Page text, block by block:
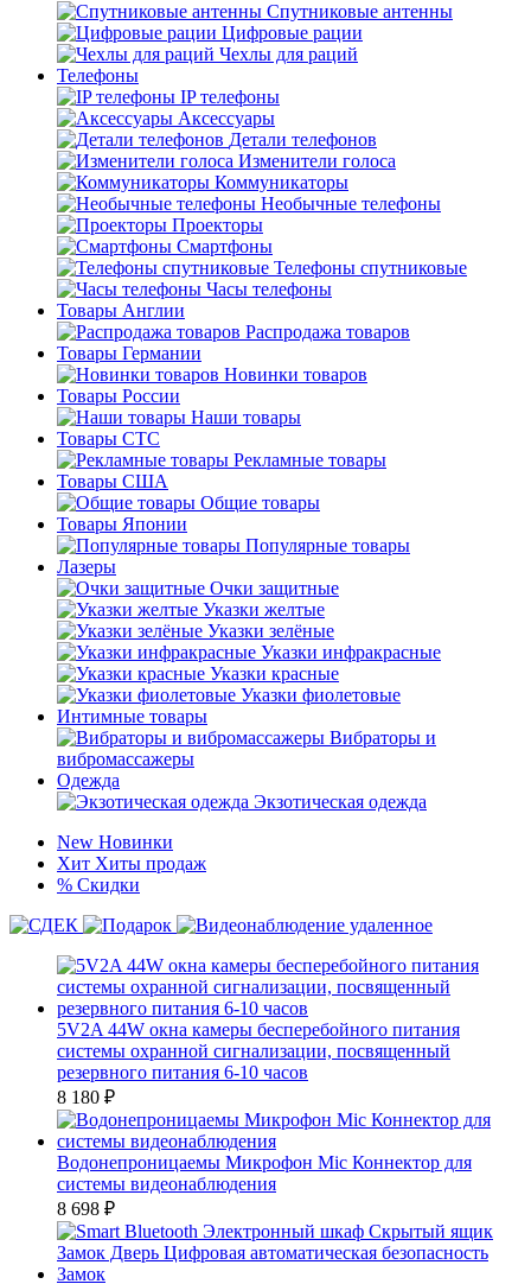
Спутниковые антенны
Цифровые рации
Чехлы для раций
Телефоны
IP телефоны
Аксессуары
Детали телефонов
Изменители голоса
Коммуникаторы
Необычные телефоны
Проекторы
Смартфоны
Телефоны спутниковые
Часы телефоны
Товары Англии
Распродажа товаров
Товары Германии
Новинки товаров
Товары России
Наши товары
Товары СТС
Рекламные товары
Товары США
Общие товары
Товары Японии
Популярные товары
Лазеры
Очки защитные
Указки желтые
Указки зелёные
Указки инфракрасные
Указки красные
Указки фиолетовые
Интимные товары
Вибраторы и
вибромассажеры
Одежда
Экзотическая одежда
New Новинки
Хит Хиты продаж
% Скидки
5V2A 44W окна камеры бесперебойного питания
системы охранной сигнализации, посвященный
резервного питания 6-10 часов
8 180 ₽
Водонепроницаемы Микрофон Mic Коннектор для
системы видеонаблюдения
8 698 ₽